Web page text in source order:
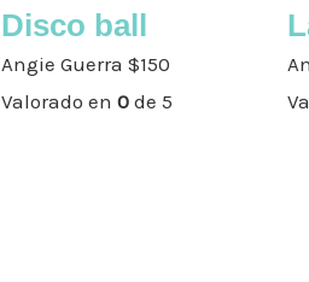
Disco ball
Angie Guerra$150
Valorado en0 de 5